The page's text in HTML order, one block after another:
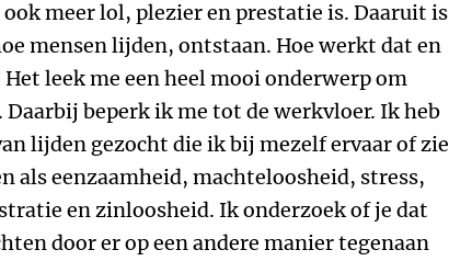
meer lol, plezier en prestatie is. Daaruit is
mensen lijden, ontstaan. Hoe werkt dat en
leek me een heel mooi onderwerp om
beperk ik me tot de werkvloer. Ik heb
lijden gezocht die ik bij mezelf ervaar of zie
als eenzaamheid, machteloosheid, stress,
en zinloosheid. Ik onderzoek of je dat
door er op een andere manier tegenaan